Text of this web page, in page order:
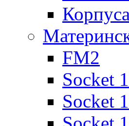
Корпуса
FM2
Socket
Socket